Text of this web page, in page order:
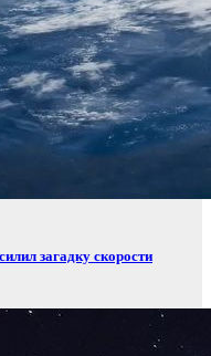
загадку скорости